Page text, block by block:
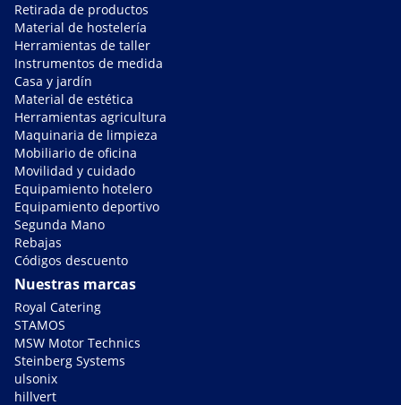
Retirada de productos
Material de hostelería
Herramientas de taller
Instrumentos de medida
Casa y jardín
Material de estética
Herramientas agricultura
Maquinaria de limpieza
Mobiliario de oficina
Movilidad y cuidado
Equipamiento hotelero
Equipamiento deportivo
Segunda Mano
Rebajas
Códigos descuento
Nuestras marcas
Royal Catering
STAMOS
MSW Motor Technics
Steinberg Systems
ulsonix
hillvert